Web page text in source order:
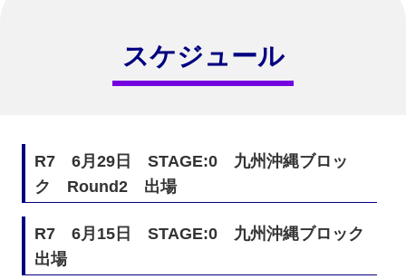
スケジュール
R7　6月29日　STAGE:0　九州沖縄ブロッ
ク　Round2　出場
R7　6月15日　STAGE:0　九州沖縄ブロック
出場